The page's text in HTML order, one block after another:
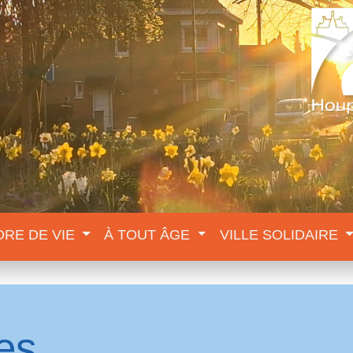
DE VIE À TOUT ÂGE VILLE SOLIDAIRE